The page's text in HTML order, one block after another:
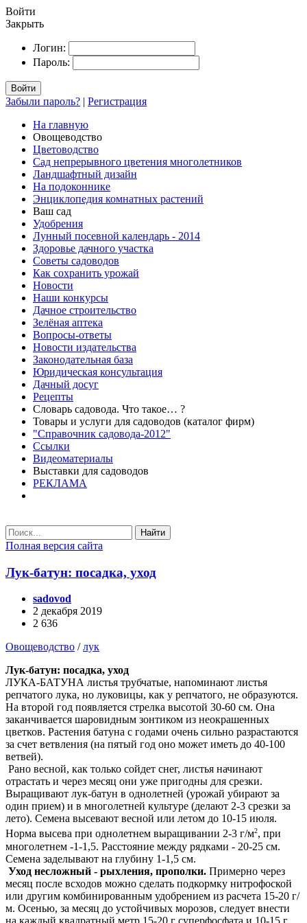
Войти
Закрыть
Логин:
Пароль:
Войти
Забыли пароль? | Регистрация
На главную
Овощеводство
Цветоводство
Сад непрерывного цветения многолетников
Ландшафтный дизайн
На подоконнике
Энциклопедия комнатных растений
Ваш сад
Удобрения
Лунный посевной календарь - 2014
Здоровье дачного участка
Советы садоводов
Как сохранить урожай
Новости
Наши конкурсы
Дачное строительство
Зелёная аптека
Вопросы-ответы
Новости издательства
Законодательная база
Юридическая консультация
Дачный досуг
Рецепты
Словарь садовода. Что такое… ?
Товары и услуги для садоводов (каталог фирм)
"Справочник садовода-2012"
Ссылки
Видеоматериалы
Выставки для садоводов
РЕКЛАМА
Найти
Полная версия сайта
Лук-батун: посадка, уход
sadovod
2 декабря 2019
2 636
Овощеводство /лук
Лук-батун: посадка, уход
ЛУКА-БАТУНА листья трубчатые, напоминают листья
репчатого лука, но луковицы, как у репчатого, не образуются.
На второй год появляется стрелка высотой 30-60 см. Она
заканчивается шаровидным зонтиком из неокрашенных
цветков. Растения батуна с годами очень сильно разрастаются
за счет ветвления (на пятый год оно может иметь до 40-100
ветвей).
Рано весной, как только сойдет снег, листья начинают
отрастать и через месяц они уже пригодны для срезки.
Выращивают лук-батун в однолетней (урожай убирают за
один прием) и в многолетней культуре (делают 2-3 срезки за
лето). Семена высевают весной или летом до 10-15 июля.
Норма высева при однолетнем выращивании 2-3 г/м2, при
многолетнем -1-1,5. Расстояние между рядками - 20-25 см.
Семена заделывают на глубину 1-1,5 см.
Уход несложный - рыхления, прополки. Примерно через
месяц после всходов можно сделать подкормку нитрофоской
или другим комбинированным удобрением из расчета 15-20 г/
м. Осенью, за месяц до устойчивых морозов, следует внести
на каждый квадратный метр 15-20 г суперфосфата и 10-15 г